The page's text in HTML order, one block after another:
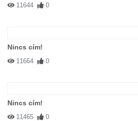
11644 0
Nincs cím!
11664 0
Nincs cím!
11465 0